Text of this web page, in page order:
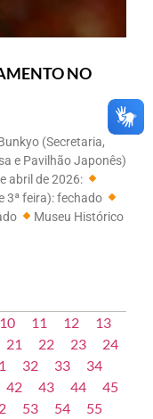
NO
(Secretaria,
e Pavilhão Japonês)
abril de 2026:
3ª feira): fechado
Museu Histórico
10 11 12
13
21 22 23
24
32 33
34
42 43 44
45
53 54
55